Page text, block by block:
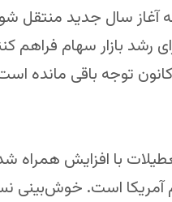
به آغاز سال جدید
بازار سهام فراهم
توجه باقی مانده
با افزایش همراه
است. خوش‌بینی